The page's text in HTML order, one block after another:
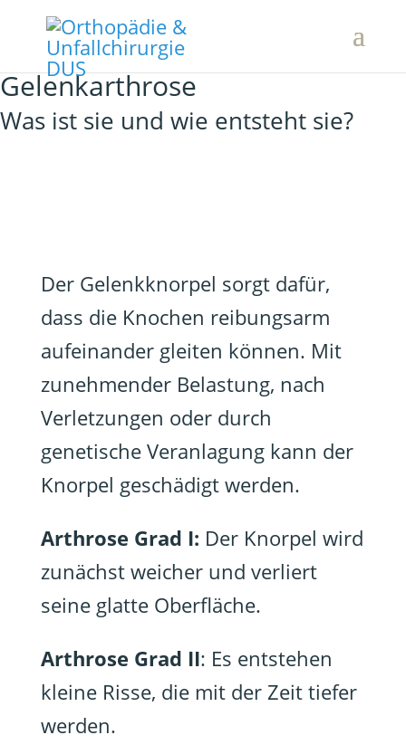
Gelenkarthrose
Was ist sie und wie entsteht sie?
Der Gelenkknorpel sorgt dafür,
dass die Knochen reibungsarm
aufeinander gleiten können. Mit
zunehmender Belastung, nach
Verletzungen oder durch
genetische Veranlagung kann der
Knorpel geschädigt werden.
Arthrose Grad I: Der Knorpel wird
zunächst weicher und verliert
seine glatte Oberfläche.
Arthrose Grad II: Es entstehen
kleine Risse, die mit der Zeit tiefer
werden.